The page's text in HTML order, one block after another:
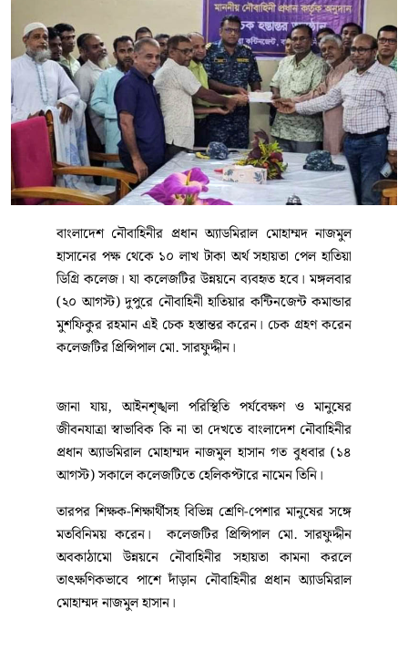
বাংলাদেশ নৌবাহিনীর প্রধান অ্যাডমিরাল মোহাম্মদ নাজমুল
হাসানের পক্ষ থেকে ১০ লাখ টাকা অর্থ সহায়তা পেল হাতিয়া
ডিগ্রি কলেজ। যা কলেজটির উন্নয়নে ব্যবহৃত হবে। মঙ্গলবার
(২০ আগস্ট) দুপুরে নৌবাহিনী হাতিয়ার কন্টিনজেন্ট কমান্ডার
মুশফিকুর রহমান এই চেক হস্তান্তর করেন। চেক গ্রহণ করেন
কলেজটির প্রিন্সিপাল মো. সারফুদ্দীন।
জানা যায়, আইনশৃঙ্খলা পরিস্থিতি পর্যবেক্ষণ ও মানুষের
জীবনযাত্রা স্বাভাবিক কি না তা দেখতে বাংলাদেশ নৌবাহিনীর
প্রধান অ্যাডমিরাল মোহাম্মদ নাজমুল হাসান গত বুধবার (১৪
আগস্ট) সকালে কলেজটিতে হেলিকপ্টারে নামেন তিনি।
তারপর শিক্ষক-শিক্ষার্থীসহ বিভিন্ন শ্রেণি-পেশার মানুষের সঙ্গে
মতবিনিময় করেন। কলেজটির প্রিন্সিপাল মো. সারফুদ্দীন
অবকাঠামো উন্নয়নে নৌবাহিনীর সহায়তা কামনা করলে
তাৎক্ষণিকভাবে পাশে দাঁড়ান নৌবাহিনীর প্রধান অ্যাডমিরাল
মোহাম্মদ নাজমুল হাসান।